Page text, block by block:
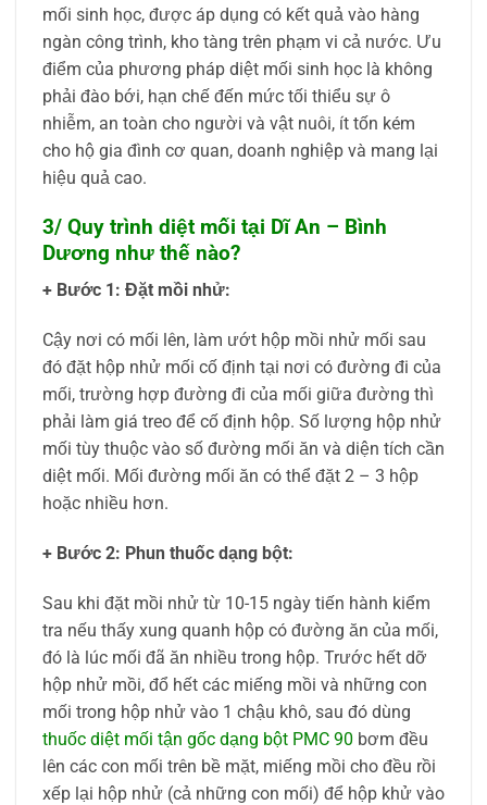
mối sinh học, được áp dụng có kết quả vào hàng
ngàn công trình, kho tàng trên phạm vi cả nước. Ưu
điểm của phương pháp diệt mối sinh học là không
phải đào bới, hạn chế đến mức tối thiểu sự ô
nhiễm, an toàn cho người và vật nuôi, ít tốn kém
cho hộ gia đình cơ quan, doanh nghiệp và mang lại
hiệu quả cao.
3/ Quy trình diệt mối tại Dĩ An – Bình
Dương như thế nào?
+ Bước 1: Đặt mồi nhử:
Cậy nơi có mối lên, làm ướt hộp mồi nhử mối sau
đó đặt hộp nhử mối cố định tại nơi có đường đi của
mối, trường hợp đường đi của mối giữa đường thì
phải làm giá treo để cố định hộp. Số lượng hộp nhử
mối tùy thuộc vào số đường mối ăn và diện tích cần
diệt mối. Mối đường mối ăn có thể đặt 2 – 3 hộp
hoặc nhiều hơn.
+ Bước 2: Phun thuốc dạng bột:
Sau khi đặt mồi nhử từ 10-15 ngày tiến hành kiểm
tra nếu thấy xung quanh hộp có đường ăn của mối,
đó là lúc mối đã ăn nhiều trong hộp. Trước hết dỡ
hộp nhử mồi, đổ hết các miếng mồi và những con
mối trong hộp nhử vào 1 chậu khô, sau đó dùng
thuốc diệt mối tận gốc dạng bột PMC 90 bơm đều
lên các con mối trên bề mặt, miếng mồi cho đều rồi
xếp lại hộp nhử (cả những con mối) để hộp khử vào